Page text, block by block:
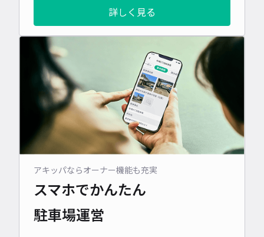
詳しく見る
アキッパならオーナー機能も充実
スマホでかんたん
駐車場運営